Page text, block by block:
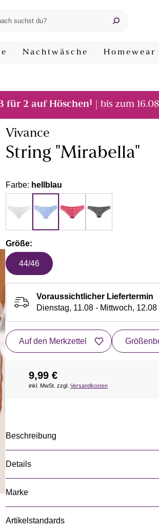
Nachtwäsche Homewear
für 2 auf Höschen1 | bis zum
Vivance
String "Mirabella"
Farbe: hellblau
Größe:
44/46
Voraussichtlicher Liefertermin
Dienstag, 11.08 - Mittwoch, 12.08
Auf den Merkzettel
9,99 €
inkl. MwSt. zzgl. Versandkosten
Beschreibung
Details
Marke
Artikelstandards